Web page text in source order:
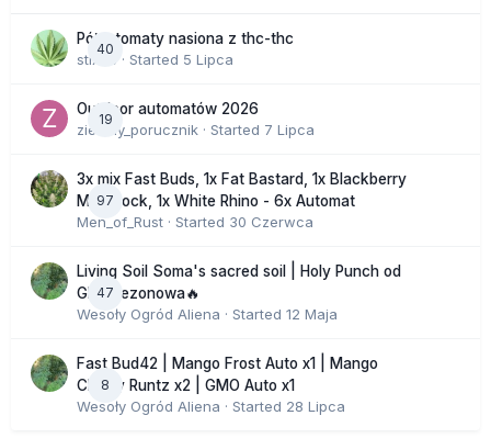
40
Półautomaty nasiona z thc-thc
stix33 · Started 5 Lipca
19
Outdoor automatów 2026
zielony_porucznik · Started 7 Lipca
97
3x mix Fast Buds, 1x Fat Bastard, 1x Blackberry
Moonrock, 1x White Rhino - 6x Automat
Men_of_Rust · Started 30 Czerwca
47
Living Soil Soma's sacred soil | Holy Punch od
GHS sezonowa🔥
Wesoły Ogród Aliena · Started 12 Maja
8
Fast Bud42 | Mango Frost Auto x1 | Mango
Cherry Runtz x2 | GMO Auto x1
Wesoły Ogród Aliena · Started 28 Lipca